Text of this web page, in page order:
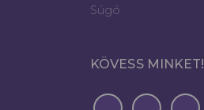
Súgó
KÖVESS MINKET!